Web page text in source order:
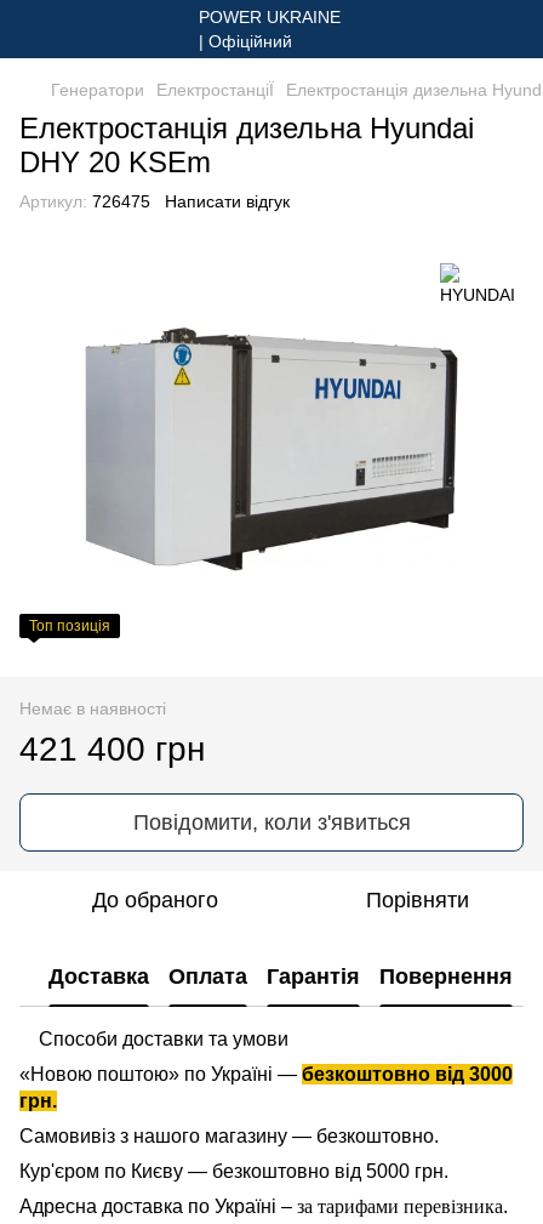
Генератори ЕлектростанціЇ Електростанція дизельна
Електростанція дизельна Hyundai
DHY 20 KSEm
Артикул: 726475 Написати відгук
Топ позиція
Немає в наявності
421 400 грн
Повідомити, коли з'явиться
До обраного Порівняти
Доставка Оплата Гарантія Повернення
Способи доставки та умови
«Новою поштою» по Україні — безкоштовно від 3000
грн.
Самовивіз з нашого магазину — безкоштовно.
Кур'єром по Києву — безкоштовно від 5000 грн.
Адресна доставка по Україні – за тарифами перевізника.